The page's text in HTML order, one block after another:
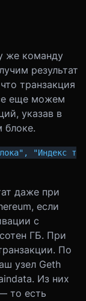
же команду
результат
транзакция
еще можем
указав в
блоке.
"Индекс т
даже при
если
с
ГБ. При
По
узел Geth
Из них
то есть